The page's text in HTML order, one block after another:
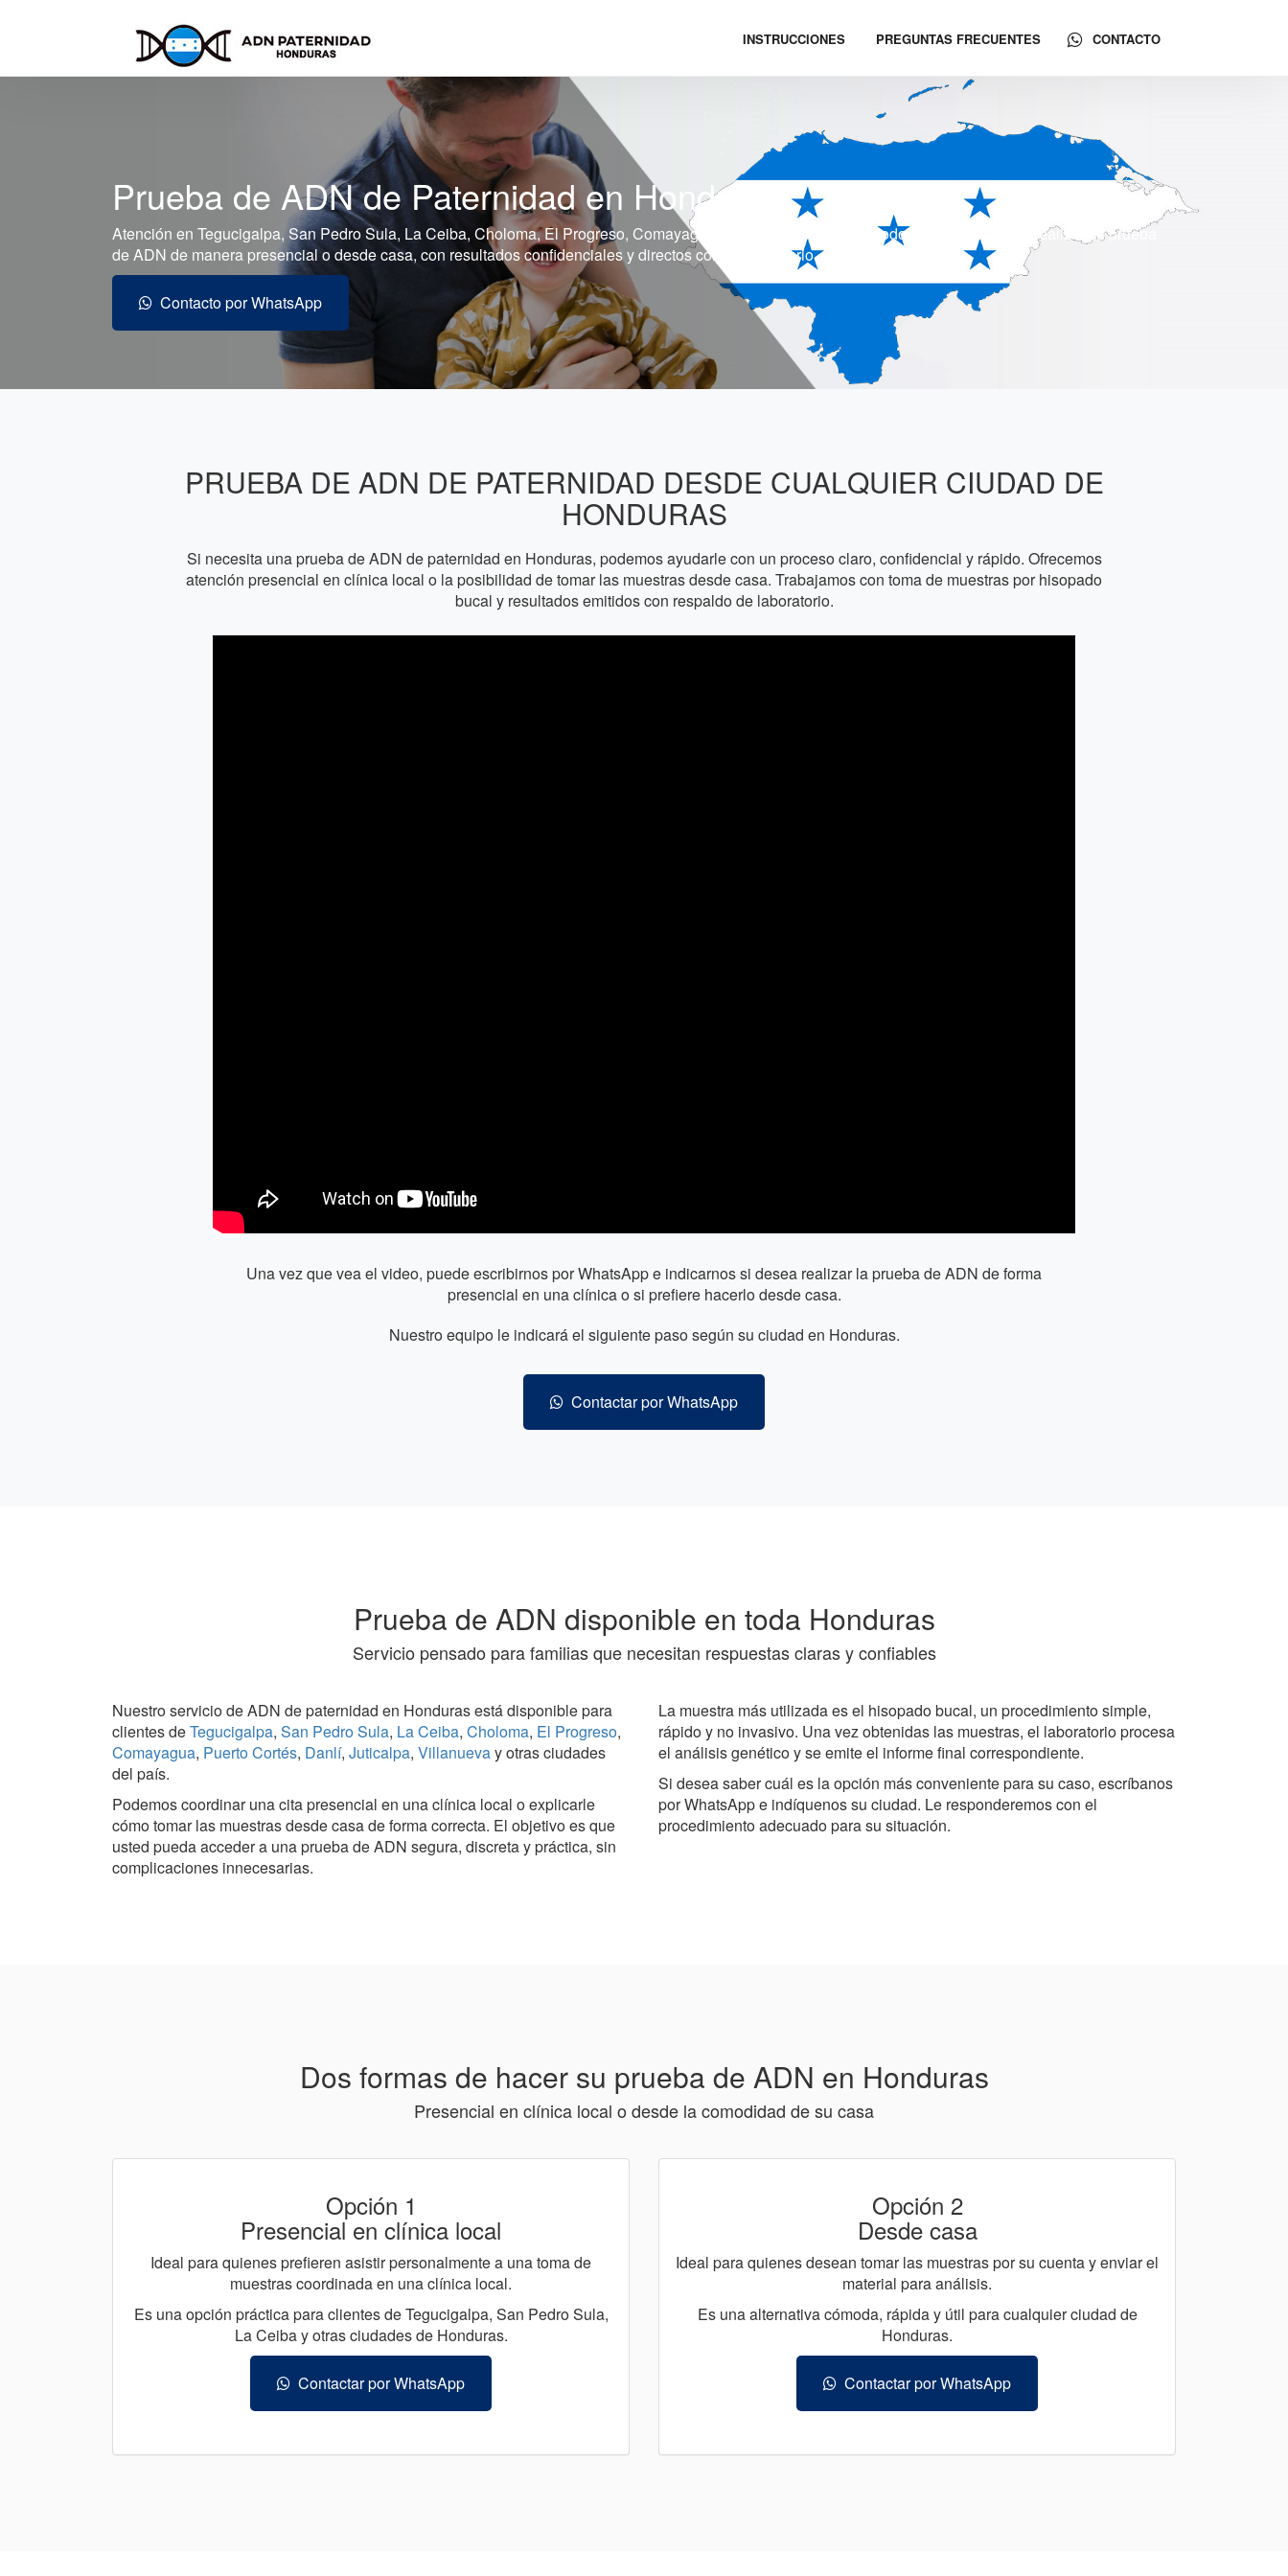
INSTRUCCIONES PREGUNTAS FRECUENTES CONTACTO
Prueba de ADN de Paternidad en Honduras
Atención en Tegucigalpa, San Pedro Sula, La Ceiba, Choloma, El Progreso, Comayagua, Puerto Cortés, Danlí y todo Honduras. Puede realizar su prueba
de ADN de manera presencial o desde casa, con resultados confidenciales y directos con el laboratorio.
Contacto por WhatsApp
PRUEBA DE ADN DE PATERNIDAD DESDE CUALQUIER CIUDAD DE
HONDURAS
Si necesita una prueba de ADN de paternidad en Honduras, podemos ayudarle con un proceso claro, confidencial y rápido. Ofrecemos
atención presencial en clínica local o la posibilidad de tomar las muestras desde casa. Trabajamos con toma de muestras por hisopado
bucal y resultados emitidos con respaldo de laboratorio.
Una vez que vea el video, puede escribirnos por WhatsApp e indicarnos si desea realizar la prueba de ADN de forma
presencial en una clínica o si prefiere hacerlo desde casa.
Nuestro equipo le indicará el siguiente paso según su ciudad en Honduras.
Contactar por WhatsApp
Prueba de ADN disponible en toda Honduras
Servicio pensado para familias que necesitan respuestas claras y confiables
Nuestro servicio de ADN de paternidad en Honduras está disponible para
clientes deTegucigalpa, San Pedro Sula, La Ceiba, Choloma, El Progreso,
Comayagua, Puerto Cortés, Danlí, Juticalpa, Villanuevay otras ciudades
del país.
Podemos coordinar una cita presencial en una clínica local o explicarle
cómo tomar las muestras desde casa de forma correcta. El objetivo es que
usted pueda acceder a una prueba de ADN segura, discreta y práctica, sin
complicaciones innecesarias.
La muestra más utilizada es el hisopado bucal, un procedimiento simple,
rápido y no invasivo. Una vez obtenidas las muestras, el laboratorio procesa
el análisis genético y se emite el informe final correspondiente.
Si desea saber cuál es la opción más conveniente para su caso, escríbanos
por WhatsApp e indíquenos su ciudad. Le responderemos con el
procedimiento adecuado para su situación.
Dos formas de hacer su prueba de ADN en Honduras
Presencial en clínica local o desde la comodidad de su casa
Opción 1
Presencial en clínica local
Ideal para quienes prefieren asistir personalmente a una toma de
muestras coordinada en una clínica local.
Es una opción práctica para clientes de Tegucigalpa, San Pedro Sula,
La Ceiba y otras ciudades de Honduras.
Contactar por WhatsApp
Opción 2
Desde casa
Ideal para quienes desean tomar las muestras por su cuenta y enviar el
material para análisis.
Es una alternativa cómoda, rápida y útil para cualquier ciudad de
Honduras.
Contactar por WhatsApp